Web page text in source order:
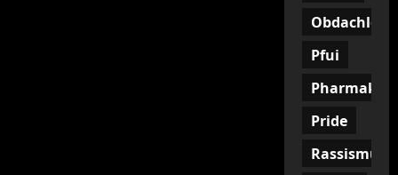
Pfui
Pride
Rassismus